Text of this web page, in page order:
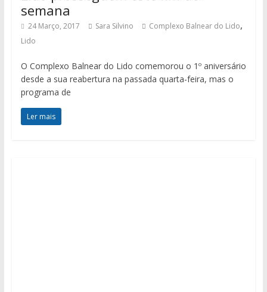
semana
24 Março, 2017 Sara Silvino Complexo Balnear do Lido,
Lido
O Complexo Balnear do Lido comemorou o 1º aniversário
desde a sua reabertura na passada quarta-feira, mas o
programa de
Ler mais